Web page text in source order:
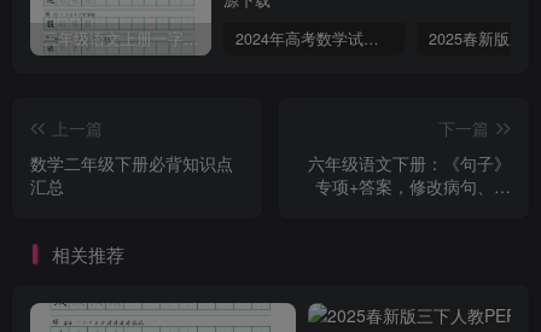
三年级语文上册一字三描红写字表字帖 2024年高考数学试卷（文）（全国甲卷）（空白卷）
上一篇
数学二年级下册必背知识点
汇总
下一篇
六年级语文下册：《句子》
专项+答案，修改病句、扩
相关推荐